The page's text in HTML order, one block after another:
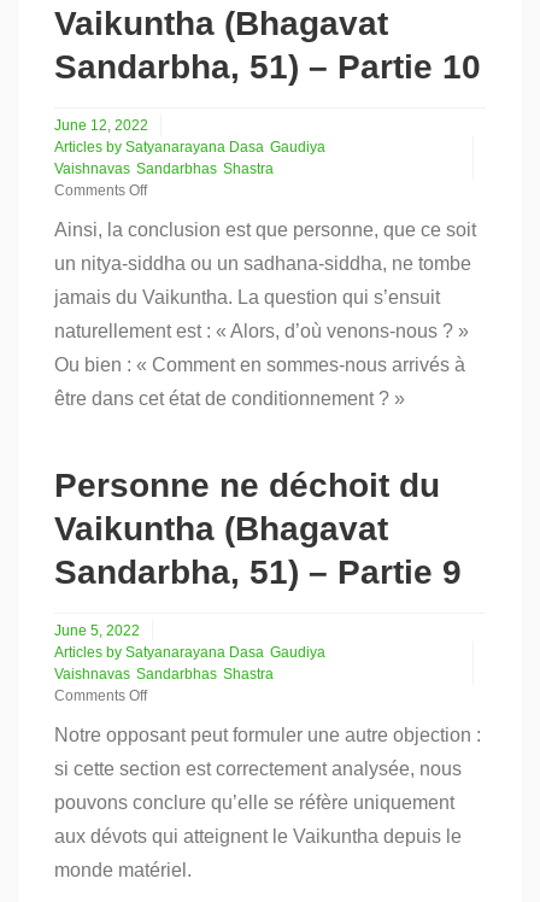
11
Vaikuntha (Bhagavat
Sandarbha, 51) – Partie 10
June 12, 2022
Articles by Satyanarayana Dasa Gaudiya
Vaishnavas Sandarbhas Shastra
Comments Off
Personne
du
Vaikuntha
(Bhagavat
Sandarbha,
–
Ainsi, la conclusion est que personne, que ce soit
un nitya-siddha ou un sadhana-siddha, ne tombe
jamais du Vaikuntha. La question qui s’ensuit
naturellement est : « Alors, d’où venons-nous ? »
Ou bien : « Comment en sommes-nous arrivés à
être dans cet état de conditionnement ? »
Personne ne déchoit du
Vaikuntha (Bhagavat
Sandarbha, 51) – Partie 9
June 5, 2022
Articles by Satyanarayana Dasa Gaudiya
Vaishnavas Sandarbhas Shastra
Comments Off
Personne
ne
du
Vaikuntha
(Bhagavat
Sandarbha,
Notre opposant peut formuler une autre objection :
si cette section est correctement analysée, nous
pouvons conclure qu’elle se réfère uniquement
aux dévots qui atteignent le Vaikuntha depuis le
monde matériel.